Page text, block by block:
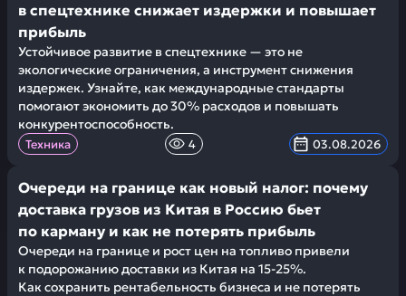
в спецтехнике снижает издержки и повышает
прибыль
Устойчивое развитие в спецтехнике — это не
экологические ограничения, а инструмент снижения
издержек. Узнайте, как международные стандарты
помогают экономить до 30% расходов и повышать
конкурентоспособность.
Техника 4 03.08.2026
Очереди на границе как новый налог: почему
доставка грузов из Китая в Россию бьет
по карману и как не потерять прибыль
Очереди на границе и рост цен на топливо привели
к подорожанию доставки из Китая на 15-25%.
Как сохранить рентабельность бизнеса и не потерять